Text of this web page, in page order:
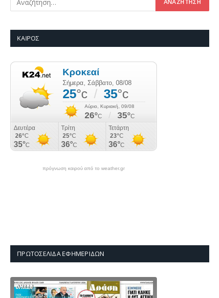
ΚΑΙΡΌΣ
πρόγνωση καιρού από το weather.gr
ΠΡΩΤΟΣΈΛΙΔΑ ΕΦΗΜΕΡΊΔΩΝ